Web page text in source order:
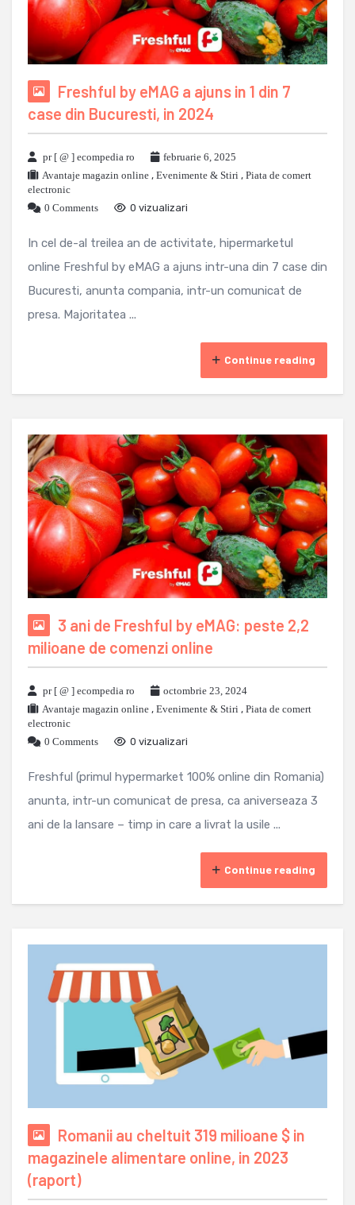
Freshful by eMAG a ajuns in 1 din 7
case din Bucuresti, in 2024
pr [ @ ] ecompedia ro
februarie 6, 2025
Avantaje magazin online , Evenimente & Stiri , Piata de comert
electronic
0 Comments
0 vizualizari
In cel de-al treilea an de activitate, hipermarketul
online Freshful by eMAG a ajuns intr-una din 7 case din
Bucuresti, anunta compania, intr-un comunicat de
presa. Majoritatea ...
Continue reading
3 ani de Freshful by eMAG: peste 2,2
milioane de comenzi online
pr [ @ ] ecompedia ro
octombrie 23, 2024
Avantaje magazin online , Evenimente & Stiri , Piata de comert
electronic
0 Comments
0 vizualizari
Freshful (primul hypermarket 100% online din Romania)
anunta, intr-un comunicat de presa, ca aniverseaza 3
ani de la lansare – timp in care a livrat la usile ...
Continue reading
Romanii au cheltuit 319 milioane $ in
magazinele alimentare online, in 2023
(raport)